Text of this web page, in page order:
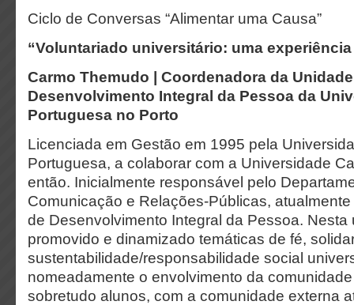
Ciclo de Conversas “Alimentar uma Causa”
“Voluntariado universitário: uma
Carmo Themudo | Coordenadora da
Desenvolvimento Integral da Pessoa da
Portuguesa no Porto
Licenciada em Gestão em 1995 pela
Portuguesa, a colaborar com a Universidade
então. Inicialmente responsável pelo
Comunicação e Relações-Públicas,
de Desenvolvimento Integral da Pessoa. Nesta
promovido e dinamizado temáticas de fé,
sustentabilidade/responsabilidade social
nomeadamente o envolvimento da
sobretudo alunos, com a comunidade externa